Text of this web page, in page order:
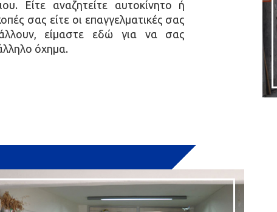
Είτε αναζητείτε αυτοκίνητο ή
σας είτε οι επαγγελματικές σας
είμαστε εδώ για να σας
όχημα.